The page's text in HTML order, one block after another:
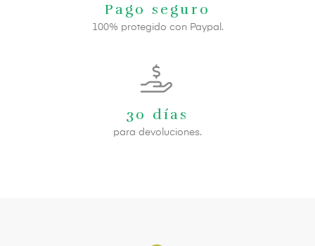
Pago seguro
100% protegido con Paypal.
30 días
para devoluciones.